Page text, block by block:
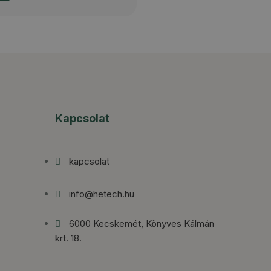
Kapcsolat
kapcsolat
info@hetech.hu
6000 Kecskemét, Könyves Kálmán
krt. 18.